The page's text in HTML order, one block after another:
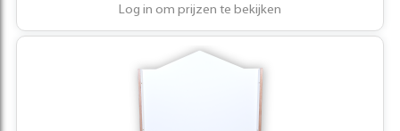
Log in om prijzen te bekijken